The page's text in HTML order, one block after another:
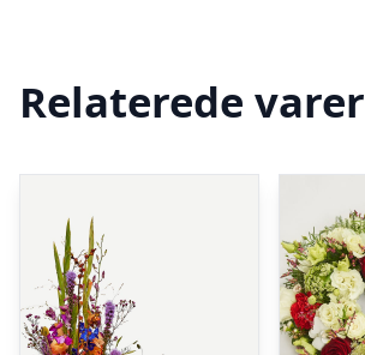
Relaterede varer